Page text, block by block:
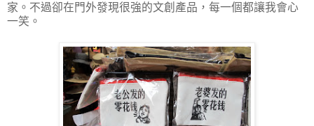
家。不過卻在門外發現很強的文創產品，每一個都讓我會心
一笑。